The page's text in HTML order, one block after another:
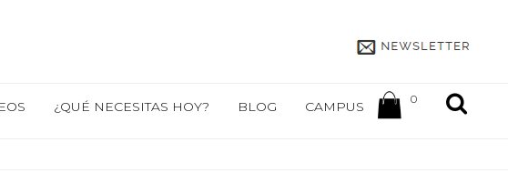
¿QUÉ NECESITAS HOY? BLOG CAMPUS 0